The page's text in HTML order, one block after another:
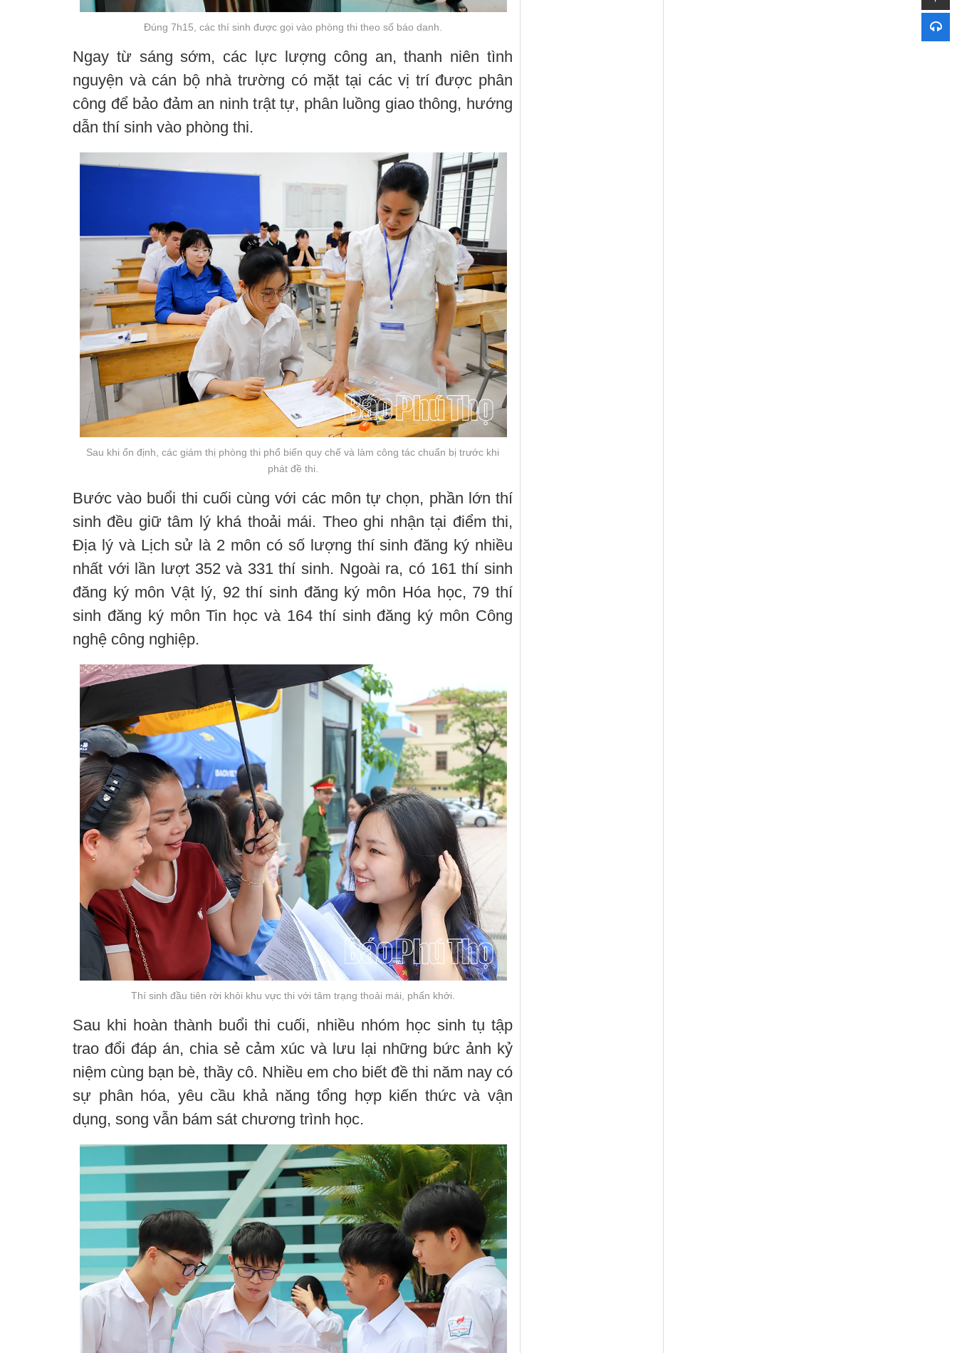
Đúng 7h15, các thí sinh được gọi vào phòng thi theo số báo danh.
Ngay từ sáng sớm, các lực lượng công an, thanh niên tình
nguyện và cán bộ nhà trường có mặt tại các vị trí được phân
công để bảo đảm an ninh trật tự, phân luồng giao thông, hướng
dẫn thí sinh vào phòng thi.
Sau khi ổn định, các giám thị phòng thi phổ biến quy chế và làm công tác chuẩn bị trước khi
phát đề thi.
Bước vào buổi thi cuối cùng với các môn tự chọn, phần lớn thí
sinh đều giữ tâm lý khá thoải mái. Theo ghi nhận tại điểm thi,
Địa lý và Lịch sử là 2 môn có số lượng thí sinh đăng ký nhiều
nhất với lần lượt 352 và 331 thí sinh. Ngoài ra, có 161 thí sinh
đăng ký môn Vật lý, 92 thí sinh đăng ký môn Hóa học, 79 thí
sinh đăng ký môn Tin học và 164 thí sinh đăng ký môn Công
nghệ công nghiệp.
Thí sinh đầu tiên rời khỏi khu vực thi với tâm trạng thoải mái, phấn khởi.
Sau khi hoàn thành buổi thi cuối, nhiều nhóm học sinh tụ tập
trao đổi đáp án, chia sẻ cảm xúc và lưu lại những bức ảnh kỷ
niệm cùng bạn bè, thầy cô. Nhiều em cho biết đề thi năm nay có
sự phân hóa, yêu cầu khả năng tổng hợp kiến thức và vận
dụng, song vẫn bám sát chương trình học.